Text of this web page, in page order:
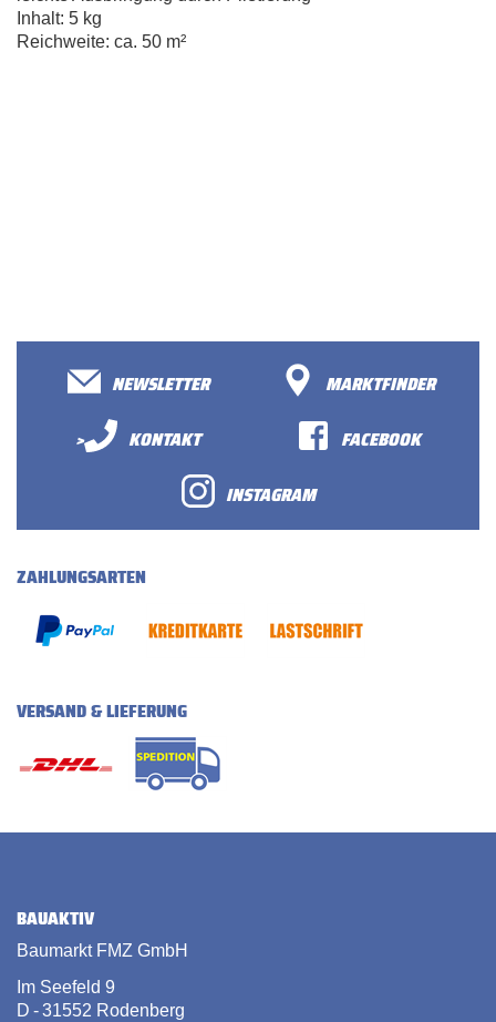
Inhalt: 5 kg
Reichweite: ca. 50 m²
NEWSLETTER
MARKTFINDER
>
KONTAKT
FACEBOOK
INSTAGRAM
ZAHLUNGSARTEN
VERSAND & LIEFERUNG
BAUAKTIV
Baumarkt FMZ GmbH
Im Seefeld 9
D - 31552 Rodenberg